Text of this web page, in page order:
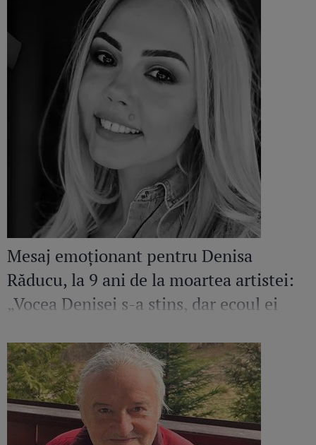
Mesaj emoționant pentru Denisa
Răducu, la 9 ani de la moartea artistei:
„Vocea Denisei s-a stins, dar ecoul ei